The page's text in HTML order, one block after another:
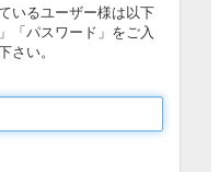
いるユーザー様は以下
「パスワード」をご入
い。